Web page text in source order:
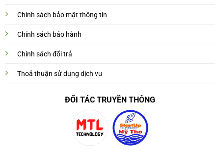
Chính sách bảo mật thông tin
Chính sách bảo hành
Chính sách đổi trả
Thoả thuận sử dụng dịch vụ
ĐỐI TÁC TRUYỀN THÔNG